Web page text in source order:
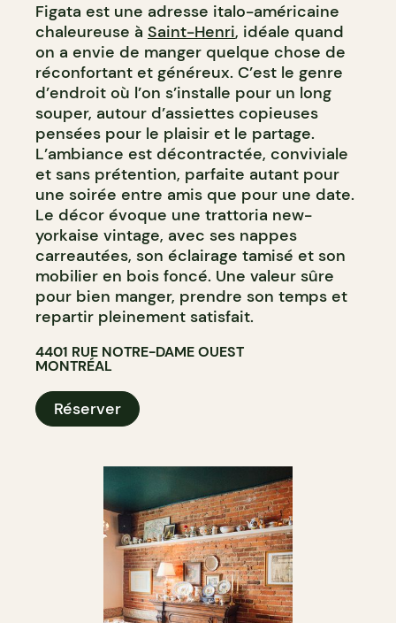
Figata est une adresse italo-américaine
chaleureuse à Saint-Henri, idéale quand
on a envie de manger quelque chose de
réconfortant et généreux. C’est le genre
d’endroit où l’on s’installe pour un long
souper, autour d’assiettes copieuses
pensées pour le plaisir et le partage.
L’ambiance est décontractée, conviviale
et sans prétention, parfaite autant pour
une soirée entre amis que pour une date.
Le décor évoque une trattoria new-
yorkaise vintage, avec ses nappes
carreautées, son éclairage tamisé et son
mobilier en bois foncé. Une valeur sûre
pour bien manger, prendre son temps et
repartir pleinement satisfait.
4401 RUE NOTRE-DAME OUEST
MONTRÉAL
Réserver